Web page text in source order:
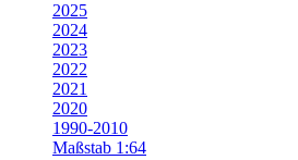
2025
2024
2023
2022
2021
2020
1990-2010
Maßstab 1:64